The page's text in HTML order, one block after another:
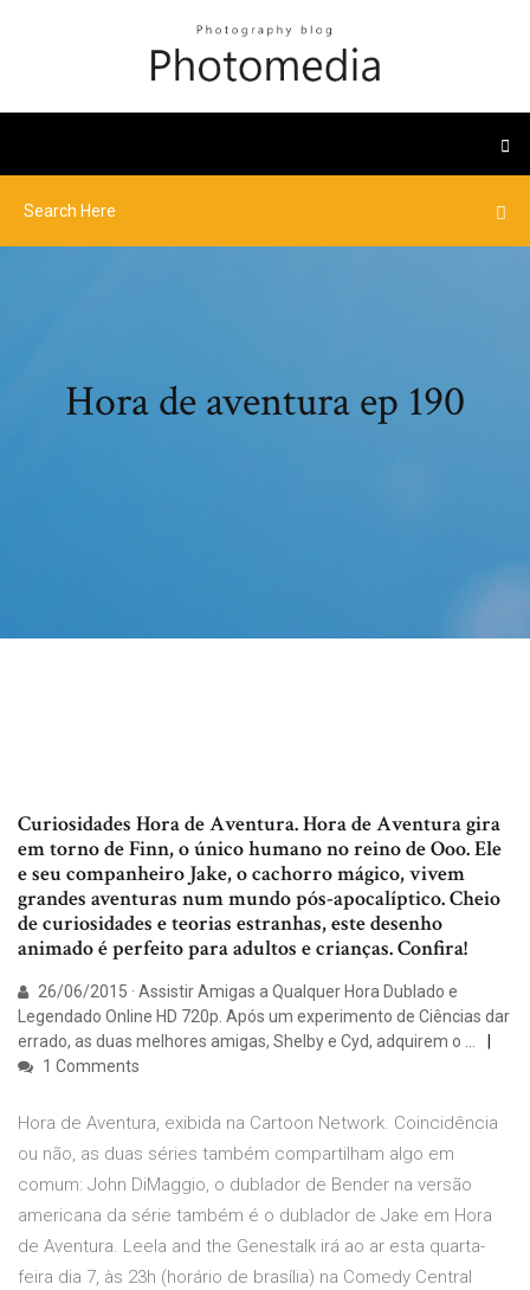
Hora de aventura ep 190
Curiosidades Hora de Aventura. Hora de Aventura gira
em torno de Finn, o único humano no reino de Ooo. Ele
e seu companheiro Jake, o cachorro mágico, vivem
grandes aventuras num mundo pós-apocalíptico. Cheio
de curiosidades e teorias estranhas, este desenho
animado é perfeito para adultos e crianças. Confira!
26/06/2015 · Assistir Amigas a Qualquer Hora Dublado e
Legendado Online HD 720p. Após um experimento de Ciências dar
errado, as duas melhores amigas, Shelby e Cyd, adquirem o …
1 Comments
Hora de Aventura, exibida na Cartoon Network. Coincidência
ou não, as duas séries também compartilham algo em
comum: John DiMaggio, o dublador de Bender na versão
americana da série também é o dublador de Jake em Hora
de Aventura. Leela and the Genestalk irá ao ar esta quarta-
feira dia 7, às 23h (horário de brasília) na Comedy Central